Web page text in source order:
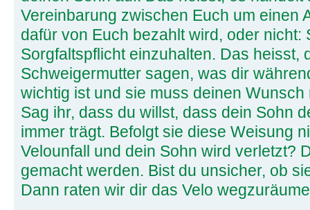
Vereinbarung zwischen Euch um einen
dafür von Euch bezahlt wird, oder nicht:
Sorgfaltspflicht einzuhalten. Das heisst,
Schweigermutter sagen, was dir
wichtig ist und sie muss deinen
Sag ihr, dass du willst, dass dein Sohn
immer trägt. Befolgt sie diese Weisung
Velounfall und dein Sohn wird verletzt?
gemacht werden. Bist du unsicher, ob
Dann raten wir dir das Velo